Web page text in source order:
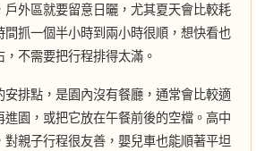
戶外區就要留意日曬，尤其夏天會比較耗
間抓一個半小時到兩小時很順，想快看也
不需要把行程排得太滿。
安排點，是園內沒有餐廳，通常會比較適
進園，或把它放在午餐前後的空檔。高中
對親子行程很友善，嬰兒車也能順著平坦